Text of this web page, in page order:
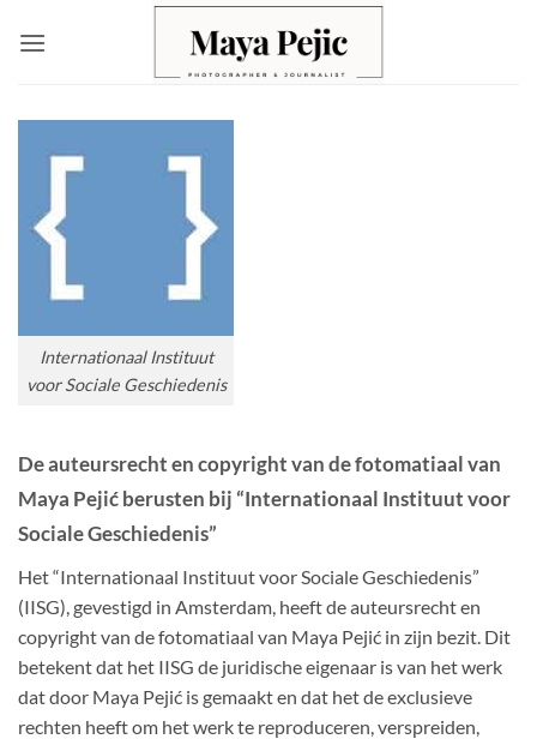
naar
Internationaal Instituut
voor Sociale Geschiedenis
De auteursrecht en copyright van de fotomatiaal van
Maya Pejić berusten bij “Internationaal Instituut voor
Sociale Geschiedenis”
Het “Internationaal Instituut voor Sociale Geschiedenis”
(IISG), gevestigd in Amsterdam, heeft de auteursrecht en
copyright van de fotomatiaal van Maya Pejić in zijn bezit. Dit
betekent dat het IISG de juridische eigenaar is van het werk
dat door Maya Pejić is gemaakt en dat het de exclusieve
rechten heeft om het werk te reproduceren, verspreiden,